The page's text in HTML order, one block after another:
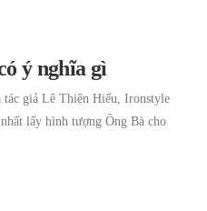
ý nghĩa gì
giả Lê Thiện Hiếu, Ironstyle
lấy hình tượng Ông Bà cho